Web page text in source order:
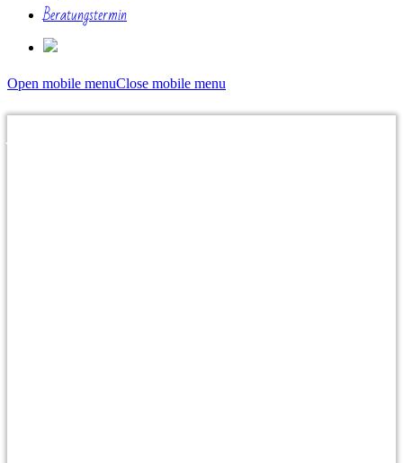
Beratungstermin
Open mobile menuClose mobile menu